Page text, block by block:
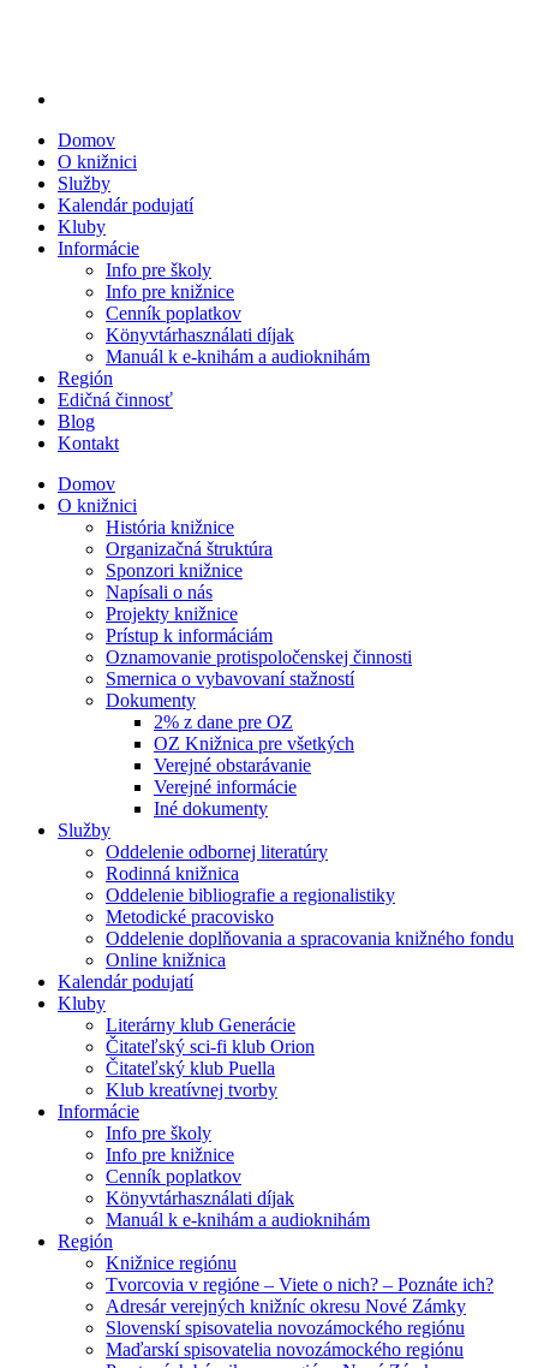
Domov
O knižnici
Služby
Kalendár podujatí
Kluby
Informácie
Info pre školy
Info pre knižnice
Cenník poplatkov
Könyvtárhasználati díjak
Manuál k e-knihám a audioknihám
Región
Edičná činnosť
Blog
Kontakt
Domov
O knižnici
História knižnice
Organizačná štruktúra
Sponzori knižnice
Napísali o nás
Projekty knižnice
Prístup k informáciám
Oznamovanie protispoločenskej činnosti
Smernica o vybavovaní stažností
Dokumenty
2% z dane pre OZ
OZ Knižnica pre všetkých
Verejné obstarávanie
Verejné informácie
Iné dokumenty
Služby
Oddelenie odbornej literatúry
Rodinná knižnica
Oddelenie bibliografie a regionalistiky
Metodické pracovisko
Oddelenie doplňovania a spracovania knižného fondu
Online knižnica
Kalendár podujatí
Kluby
Literárny klub Generácie
Čitateľský sci-fi klub Orion
Čitateľský klub Puella
Klub kreatívnej tvorby
Informácie
Info pre školy
Info pre knižnice
Cenník poplatkov
Könyvtárhasználati díjak
Manuál k e-knihám a audioknihám
Región
Knižnice regiónu
Tvorcovia v regióne – Viete o nich? – Poznáte ich?
Adresár verejných knižníc okresu Nové Zámky
Slovenskí spisovatelia novozámockého regiónu
Maďarskí spisovatelia novozámockého regiónu